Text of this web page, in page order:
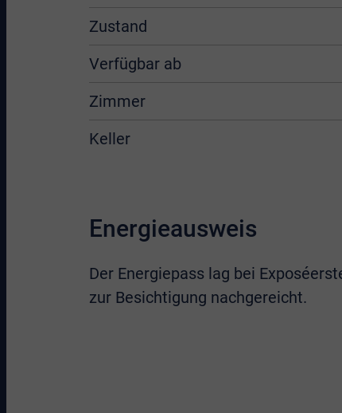
Zustand
Verfügbar ab
Zimmer
Keller
Energieausweis
Der Energiepass lag bei
zur Besichtigung nachgereicht.